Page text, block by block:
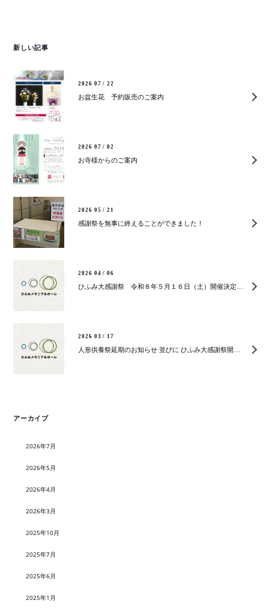
新しい記事
2026 07 / 22
お盆生花 予約販売のご案内
2026 07 / 02
お寺様からのご案内
2026 05 / 21
感謝祭を無事に終えることができました！
2026 04 / 06
2026 03 / 17
アーカイブ
2026年7月
2026年5月
2026年4月
2026年3月
2025年10月
2025年7月
2025年6月
2025年1月